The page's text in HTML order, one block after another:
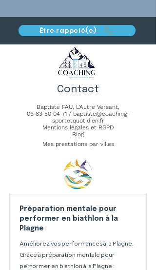
Être rappelé(e)
Contact
Baptiste FAU, L'Autre Versant,
06 83 50 04 71/ baptiste@coaching-
sportetquotidien.fr
Mentions légales et RGPD
Blog
Mes prestations par villes
Préparation mentale pour
performer en biathlon à la
Plagne
Améliorez vos performances à la Plagne.
Grâce à préparation mentale pour
performer en biathlon à la Plagne :